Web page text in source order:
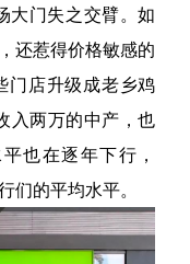
大门失之交臂。如
还惹得价格敏感的
门店升级成老乡鸡
入两万的中产，也
也在逐年下行，
的平均水平。